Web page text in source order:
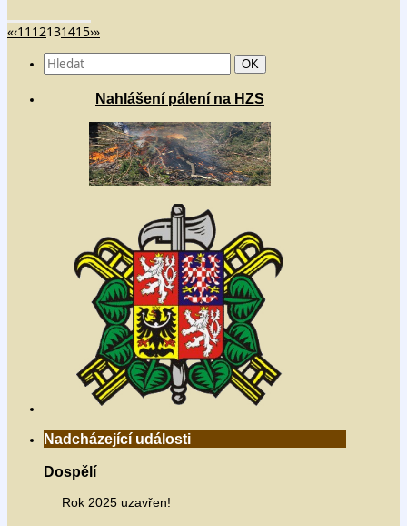
«‹11 12131415›»
Search
for:
Hledat
OK
Nahlášení pálení na HZS
Nadcházející události
Dospělí
Rok 2025 uzavřen!